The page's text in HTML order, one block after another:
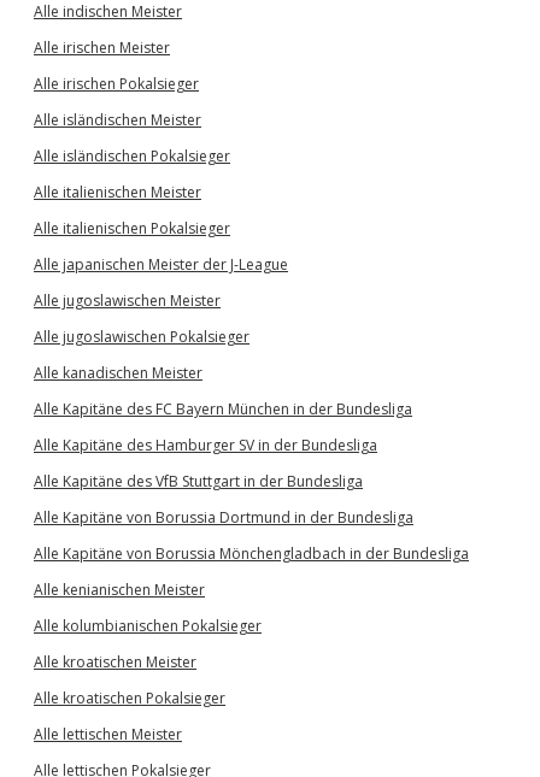
Alle indischen Meister
Alle irischen Meister
Alle irischen Pokalsieger
Alle isländischen Meister
Alle isländischen Pokalsieger
Alle italienischen Meister
Alle italienischen Pokalsieger
Alle japanischen Meister der J-League
Alle jugoslawischen Meister
Alle jugoslawischen Pokalsieger
Alle kanadischen Meister
Alle Kapitäne des FC Bayern München in der Bundesliga
Alle Kapitäne des Hamburger SV in der Bundesliga
Alle Kapitäne des VfB Stuttgart in der Bundesliga
Alle Kapitäne von Borussia Dortmund in der Bundesliga
Alle Kapitäne von Borussia Mönchengladbach in der Bundesliga
Alle kenianischen Meister
Alle kolumbianischen Pokalsieger
Alle kroatischen Meister
Alle kroatischen Pokalsieger
Alle lettischen Meister
Alle lettischen Pokalsieger